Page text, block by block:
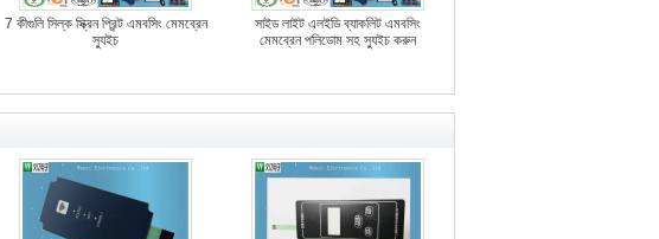
7 কীগুলি সিল্ক স্ক্রিন প্রিন্ট এমবসিং মেমব্রেন
স্যুইচ
সাইড লাইট এলইডি ব্যাকলিট এমবসিং
মেমব্রেন পলিডোম সহ স্যুইচ করুন